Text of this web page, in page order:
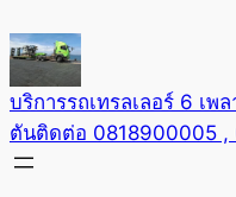
to
content
บริการรถเทรลเลอร์ 6 เ
ตันติดต่อ 0818900005